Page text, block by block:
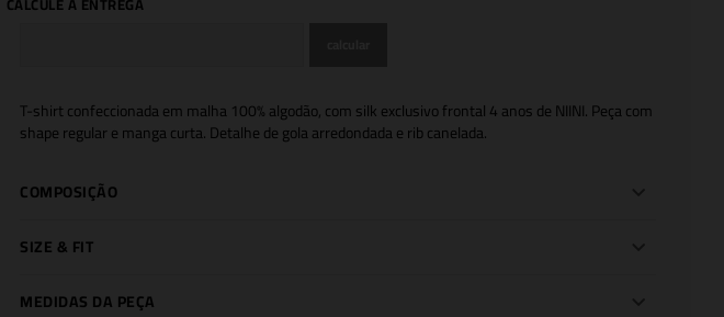
T-shirt confeccionada em malha 100% algodão, com silk exclusivo frontal 4 anos de NIINI. Peça com
shape regular e manga curta. Detalhe de gola arredondada e rib canelada.
COMPOSIÇÃO
SIZE & FIT
MEDIDAS DA PEÇA